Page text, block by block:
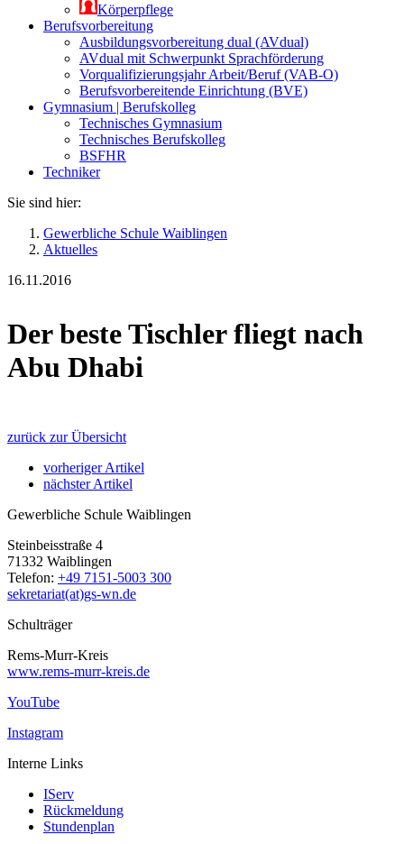
Körperpflege
Berufsvorbereitung
Ausbildungsvorbereitung dual (AVdual)
AVdual mit Schwerpunkt Sprachförderung
Vorqualifizierungsjahr Arbeit/Beruf (VAB-O)
Berufsvorbereitende Einrichtung (BVE)
Gymnasium | Berufskolleg
Technisches Gymnasium
Technisches Berufskolleg
BSFHR
Techniker
Sie sind hier:
Gewerbliche Schule Waiblingen
Aktuelles
16.11.2016
Der beste Tischler fliegt nach
Abu Dhabi
zurück zur Übersicht
vorheriger Artikel
nächster Artikel
Gewerbliche Schule Waiblingen
Steinbeisstraße 4
71332 Waiblingen
Telefon: +49 7151-5003 300
sekretariat(at)gs-wn.de
Schulträger
Rems-Murr-Kreis
www.rems-murr-kreis.de
YouTube
Instagram
Interne Links
IServ
Rückmeldung
Stundenplan